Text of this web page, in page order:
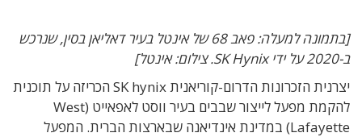
[בתמונה למעלה: פאב 68 של אינטל בעיר דאליאן בסין, שנרכש
ב-2020 על ידי SK Hynix. צילום: אינטל]
יצרנית הזכרונות הדרום-קוריאנית SK hynix הכריזה על תוכנית
להקמת מפעל לייצור שבבים בעיר ווסט לאפאייט (West
Lafayette) במדינת אינדיאנה שבארצות הברית. המפעל